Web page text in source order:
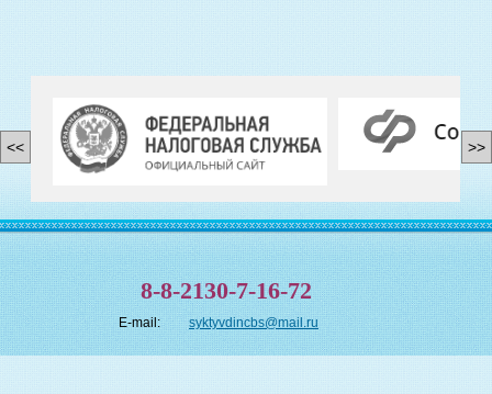
<< >>
8-8-2130-7-16-72
E-mail: syktyvdincbs@mail.ru